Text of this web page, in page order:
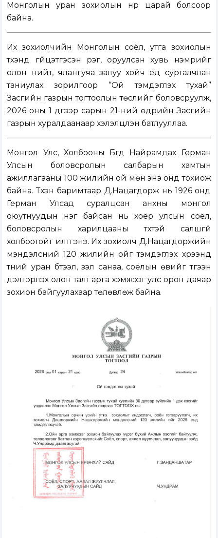
Монголын уран зохиолын нүүр царай болсоор
байна.
Их зохиолчийн Монголын соёл, утга зохиолын
түүхэнд гүйцэтгэсэн үүрэг, оруулсан хувь нэмрийг
олон нийт, ялангуяа залуу хойч үед сурталчлан
таниулах зорилгоор “Ой тэмдэглэх тухай”
Засгийн газрын тогтоолын төслийг боловсруулж,
2026 оны 1 дүгээр сарын 21-ний өдрийн Засгийн
газрын хуралдаанаар хэлэлцүүлэн батлууллаа.
Монгол Улс, Холбооны Бүгд Найрамдах Герман
Улсын боловсролын салбарын хамтын
ажиллагааны 100 жилийн ой мөн энэ онд тохиож
байна. Түүхэн баримтаар Д.Нацагдорж нь 1926 онд
Герман Улсад суралцсан анхны монгол
оюутнуудын нэг байсан нь хоёр улсын соёл,
боловсролын харилцааны түүхтэй салшгүй
холбоотойг илтгэнэ. Их зохиолч Д.Нацагдоржийн
мэндэлсний 120 жилийн ойг тэмдэглэх хүрээнд
түүний уран бүтээл, үзэл санаа, соёлын өвийг түгээн
дэлгэрүүлэх олон талт арга хэмжээг улс орон даяар
зохион байгуулахаар төлөвлөж байна.